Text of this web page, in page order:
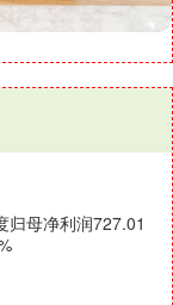
归母净利润727.01